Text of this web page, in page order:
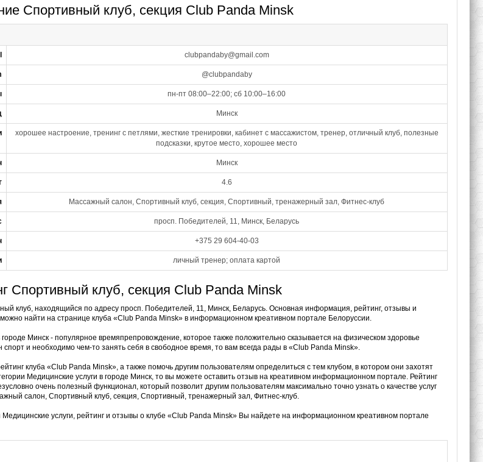
Спортивный клуб, секция Club Panda Minsk
clubpandaby@gmail.com
@clubpandaby
пн-пт 08:00–22:00; сб 10:00–16:00
Минск
хорошее настроение, тренинг с петлями, жесткие тренировки, кабинет с массажистом, тренер, отличный клуб, полезные
подсказки, крутое место, хорошее место
Минск
4.6
Массажный салон, Спортивный клуб, секция, Спортивный, тренажерный зал, Фитнес-клуб
просп. Победителей, 11, Минск, Беларусь
+375 29 604-40-03
личный тренер; оплата картой
Спортивный клуб, секция Club Panda Minsk
клуб, находящийся по адресу просп. Победителей, 11, Минск, Беларусь. Основная информация, рейтинг, отзывы и
найти на странице клуба «Club Panda Minsk» в информационном креативном портале Белоруссии.
Минск - популярное времяпрепровождение, которое также положительно сказывается на физическом здоровье
спорт и необходимо чем-то занять себя в свободное время, то вам всегда рады в «Club Panda Minsk».
клуба «Club Panda Minsk», а также помочь другим пользователям определиться с тем клубом, в котором они захотят
Медицинские услуги в городе Минск, то вы можете оставить отзыв на креативном информационном портале. Рейтинг
очень полезный функционал, который позволит другим пользователям максимально точно узнать о качестве услуг
салон, Спортивный клуб, секция, Спортивный, тренажерный зал, Фитнес-клуб.
услуги, рейтинг и отзывы о клубе «Club Panda Minsk» Вы найдете на информационном креативном портале